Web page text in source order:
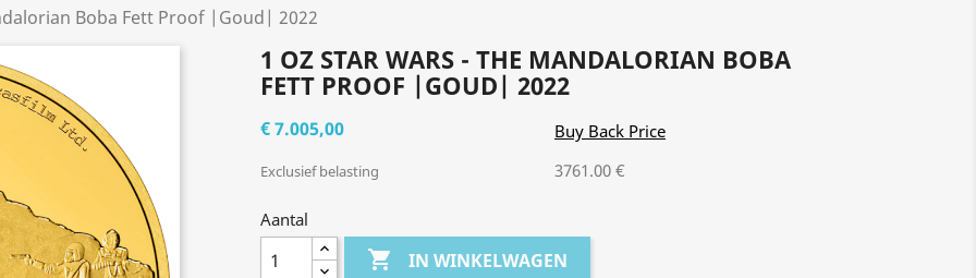
Boba Fett Proof |Goud| 2022
1 OZ STAR WARS - THE MANDALORIAN BOBA
FETT PROOF |GOUD| 2022
€ 7.005,00
Buy Back Price
3761.00 €
Exclusief belasting
Aantal
 IN WINKELWAGEN